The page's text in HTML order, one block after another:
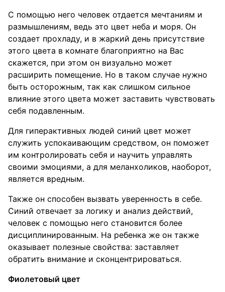
С помощью него человек отдается мечтаниям и
размышлениям, ведь это цвет неба и моря. Он
создает прохладу, и в жаркий день присутствие
этого цвета в комнате благоприятно на Вас
скажется, при этом он визуально может
расширить помещение. Но в таком случае нужно
быть осторожным, так как слишком сильное
влияние этого цвета может заставить чувствовать
себя подавленным.
Для гиперактивных людей синий цвет может
служить успокаивающим средством, он поможет
им контролировать себя и научить управлять
своими эмоциями, а для меланхоликов, наоборот,
является вредным.
Также он способен вызвать уверенность в себе.
Синий отвечает за логику и анализ действий,
человек с помощью него становится более
дисциплинированным. На ребенка же он также
оказывает полезные свойства: заставляет
обратить внимание и сконцентрироваться.
Фиолетовый цвет